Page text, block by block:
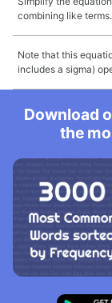
combining like terms.
Note that this
includes a sigma)
Download
the